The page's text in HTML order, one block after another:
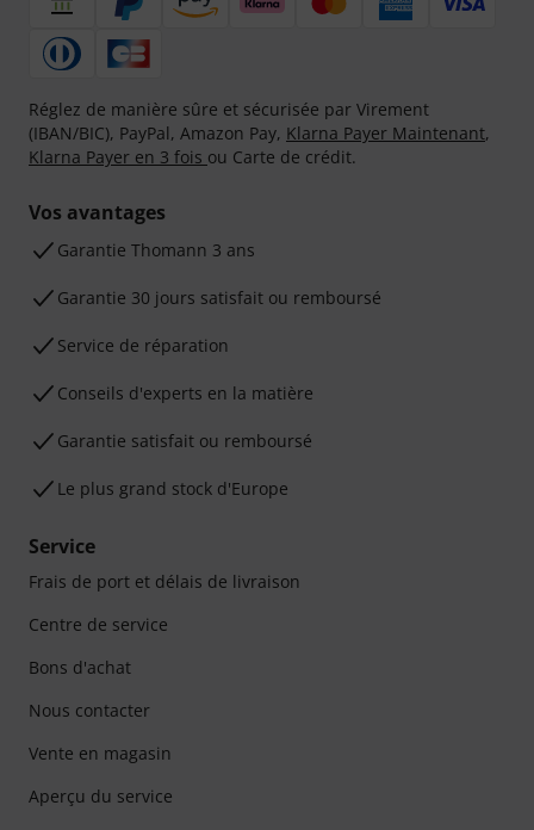
Réglez de manière sûre et sécurisée par Virement
(IBAN/BIC), PayPal, Amazon Pay, Klarna Payer Maintenant,
Klarna Payer en 3 fois ou Carte de crédit.
Vos avantages
Ga­ran­tie Thomann 3 ans
Garantie 30 jours satisfait ou remboursé
Service de réparation
Conseils d'experts en la matière
Garantie satisfait ou remboursé
Le plus grand stock d'Europe
Service
Frais de port et délais de livraison
Centre de service
Bons d'achat
Nous contacter
Vente en magasin
Aperçu du service